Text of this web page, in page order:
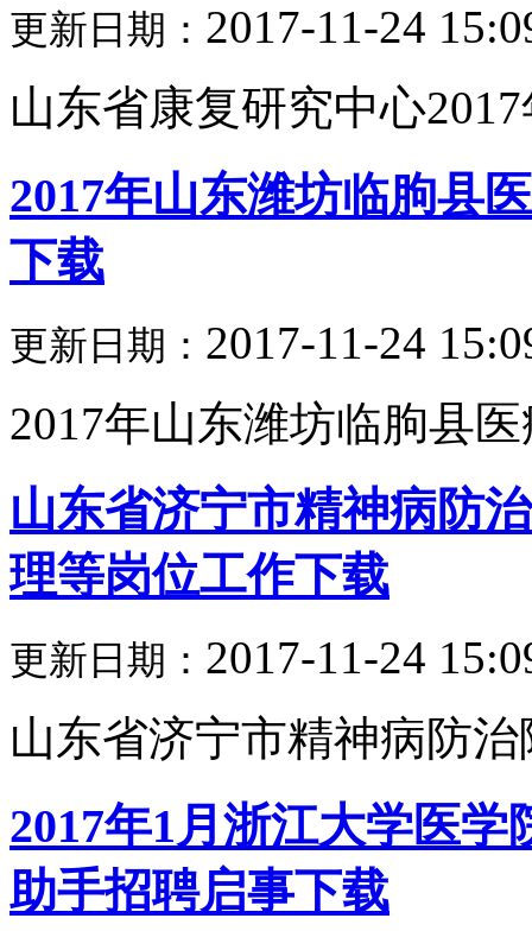
更新日期： 2017-11-24
山东省康复研究中心
2017年山东潍坊临朐县
下载
更新日期： 2017-11-24
2017年山东潍坊临朐县
山东省济宁市精神病防
理等岗位工作下载
更新日期： 2017-11-24
山东省济宁市精神病防
2017年1月浙江大学医
助手招聘启事下载